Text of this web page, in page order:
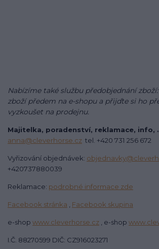
Nabízíme také službu předobjednání
zboží předem na e-shopu a přijďte si ho
vyzkoušet na prodejnu.
Majitelka, poradenství, reklamace, info,
anna@cleverhorse.cz tel. +420 731 256 672
Vyřizování objednávek:
+420737880039
Reklamace: podrobné informace zde
Facebook stránka Facebook skupina
e-shop www.cleverhorse.cz , e-shop
I.Č. 88270599 DIČ: CZ916023271